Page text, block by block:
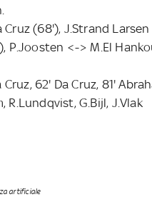
Cruz (68'), J.Strand
P.Joosten <-> M.El
62' Da Cruz, 81'
G.Bijl, J.Vlak
artificiale